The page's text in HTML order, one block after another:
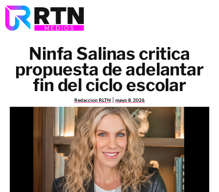
Ninfa Salinas critica
propuesta de adelantar
fin del ciclo escolar
Redaccion RLTN mayo 8, 2026